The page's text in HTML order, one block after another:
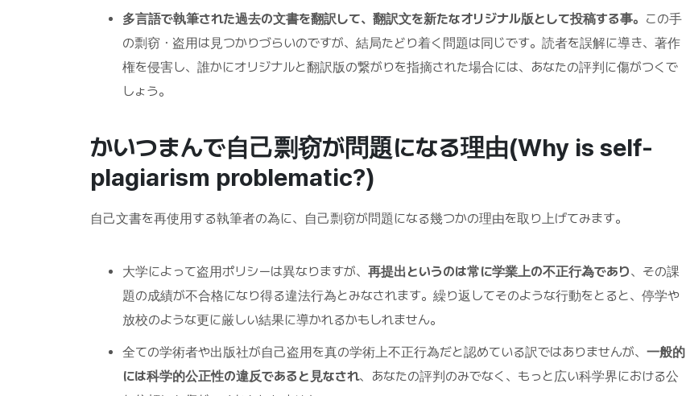
多言語で執筆された過去の文書を翻訳して、翻訳文を新たなオリジナル版として投稿する事。 この手
の剽窃・盗用は見つかりづらいのですが、結局たどり着く問題は同じです。読者を誤解に導き、著作
権を侵害し、誰かにオリジナルと翻訳版の繋がりを指摘された場合には、あなたの評判に傷がつくで
しょう。
かいつまんで自己剽窃が問題になる理由(Why is self-
plagiarism problematic?)
自己文書を再使用する執筆者の為に、自己剽窃が問題になる幾つかの理由を取り上げてみます。
大学によって盗用ポリシーは異なりますが、 再提出というのは常に学業上の不正行為であり、その課
題の成績が不合格になり得る違法行為とみなされます。繰り返してそのような行動をとると、停学や
放校のような更に厳しい結果に導かれるかもしれません。
全ての学術者や出版社が自己盗用を真の学術上不正行為だと認めている訳ではありませんが、 一般的
には科学的公正性の違反であると見なされ、あなたの評判のみでなく、もっと広い科学界における公